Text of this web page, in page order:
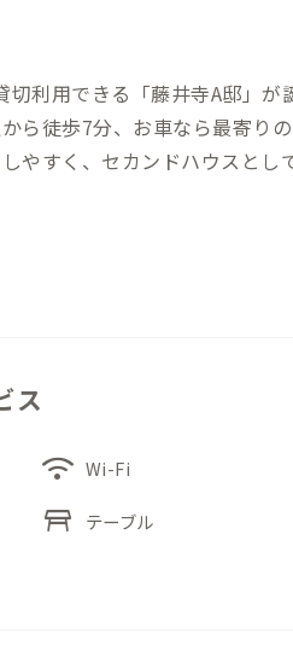
利用できる「藤井寺A邸」が
ら徒歩7分、お車なら最寄り
やすく、セカンドハウスとし
も落ち着いて過ごせることと
、おやすみ処・コワーキング
など、その時々のイベントを
ベントが気になる方は、滞在
ス
wifi Wi-Fi
table_restaurant テーブル